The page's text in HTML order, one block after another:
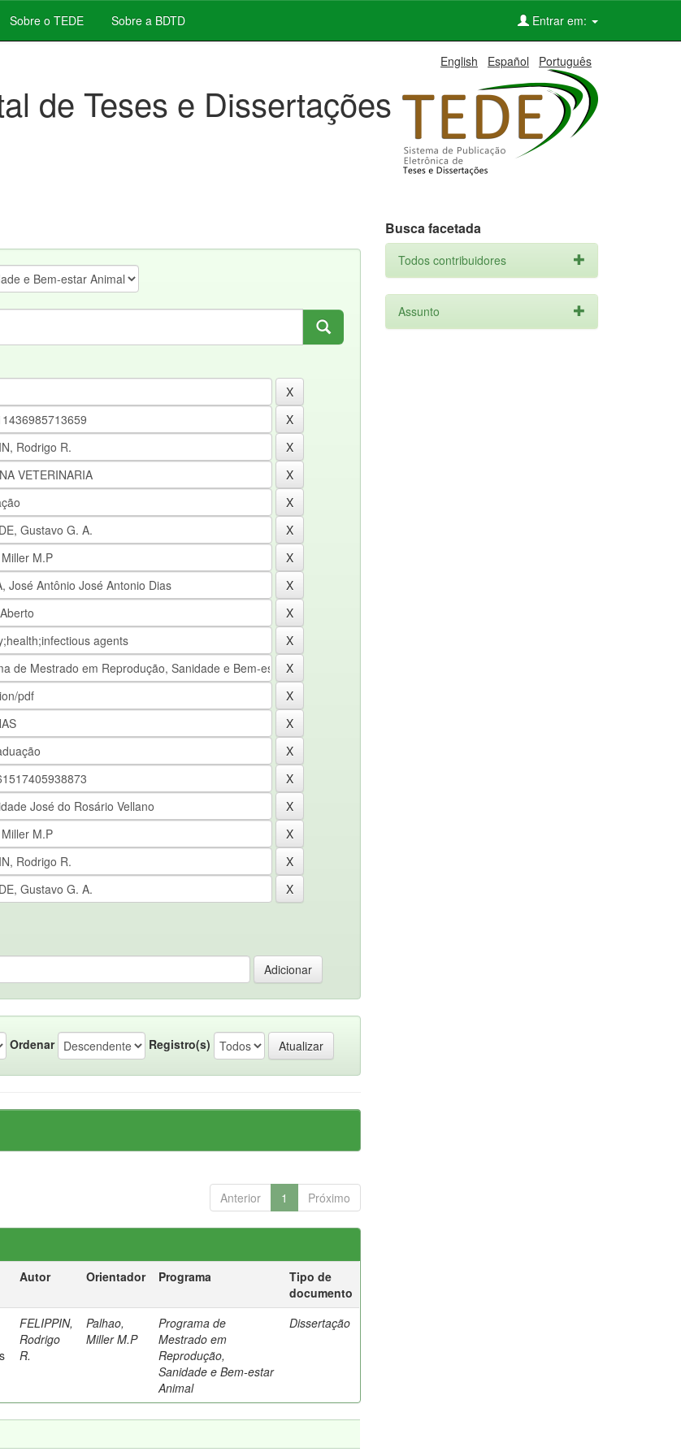
Sobre o TEDE Sobre a BDTD Entrar em:
English Español Português
de Teses e Dissertações
Ordenar Registro(s)
Anterior 1 Próximo
Autor Orientador Programa
Tipo de
documento
FELIPPIN,
Rodrigo
R.
Palhao,
Miller M.P
Programa de
Mestrado em
Reprodução,
Sanidade e Bem-estar
Animal
Dissertação
Busca facetada
Todos contribuidores
Assunto